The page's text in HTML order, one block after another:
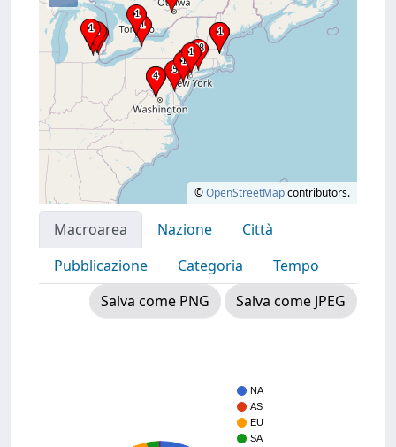
©OpenStreetMapcontributors.
Macroarea Nazione
Città
Pubblicazione
Categoria
Tempo
Salva come PNG
Salva come JPEG
NA
AS
EU
SA